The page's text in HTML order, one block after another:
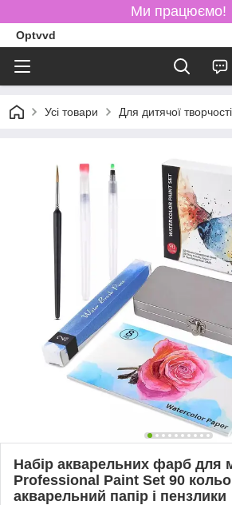
Ми працюємо!
Optvvd
Усі товари Для дитячої творчості
Набір акварельних фарб для
Professional Paint Set 90
акварельний папір і пензлики